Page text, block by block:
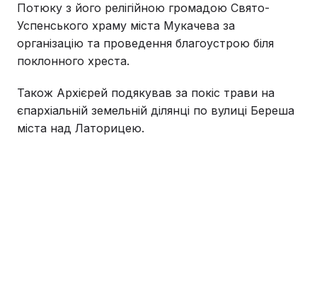
Потюку з його релігійною громадою Свято-
Успенського храму міста Мукачева за
організацію та проведення благоустрою біля
поклонного хреста.
Також Архієрей подякував за покіс трави на
єпархіальній земельній ділянці по вулиці Береша
міста над Латорицею.